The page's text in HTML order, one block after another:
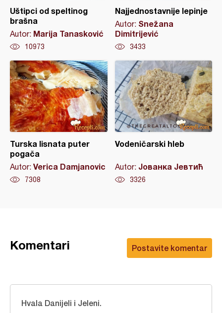
Uštipci od speltinog
brašna
Autor: Marija Tanasković
10973
Najjednostavnije lepinje
Autor: Snežana
Dimitrijević
3433
Turska lisnata puter
pogača
Autor: Verica Damjanovic
7308
Vodeničarski hleb
Autor: Јованка Јевтић
3326
Postavite komentar
Komentari
Hvala Danijeli i Jeleni.